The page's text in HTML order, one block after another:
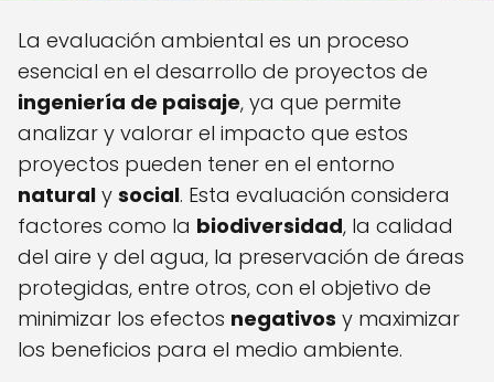
La evaluación ambiental es un proceso
esencial en el desarrollo de proyectos de
ingeniería de paisaje, ya que permite
analizar y valorar el impacto que estos
proyectos pueden tener en el entorno
natural y social. Esta evaluación considera
factores como la biodiversidad, la calidad
del aire y del agua, la preservación de áreas
protegidas, entre otros, con el objetivo de
minimizar los efectos negativos y maximizar
los beneficios para el medio ambiente.